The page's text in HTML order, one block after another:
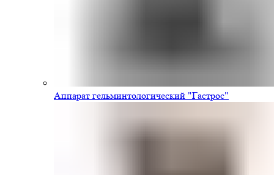
Аппарат гельминтологический "Гастрос"